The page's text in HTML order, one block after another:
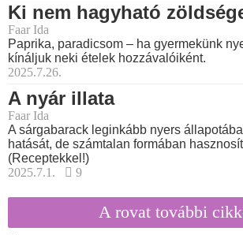
Ki nem hagyható
Faar Ida
Paprika, paradicsom – ha gyermekünk
kínáljuk neki ételek hozzávalóiként.
2025.7.26.
A nyár illata
Faar Ida
A sárgabarack leginkább nyers
hatását, de számtalan formában
(Receptekkel!)
2025.7.1.
9
A rovat további